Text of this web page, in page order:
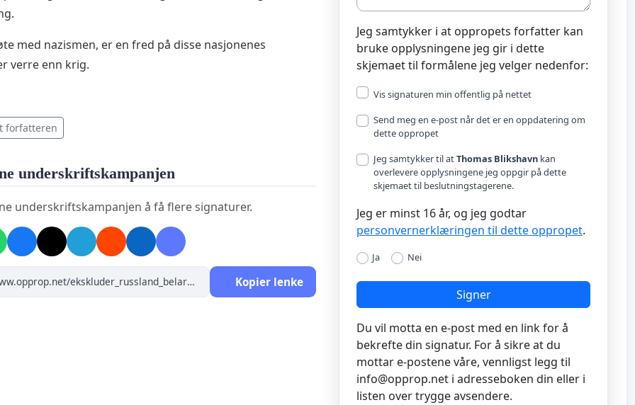
med nazismen, er en fred på disse nasjonenes
verre enn krig.
forfatteren
underskriftskampanjen
underskriftskampanjen å få flere signaturer.
Kopier lenke
Jeg samtykker i at oppropets forfatter kan
bruke opplysningene jeg gir i dette
skjemaet til formålene jeg velger nedenfor:
Vis signaturen min offentlig på nettet
Send meg en e-post når det er en oppdatering om
dette oppropet
Jeg samtykker til atThomas Blikshavn kan
overlevere opplysningene jeg oppgir på dette
skjemaet til beslutningstagerene.
Jeg er minst 16 år, og jeg godtar
personvernerklæringen til dette oppropet.
Ja Nei
Signer
Du vil motta en e-post med en link for å
bekrefte din signatur. For å sikre at du
mottar e-postene våre, vennligst legg til
info@opprop.net i adresseboken din eller i
listen over trygge avsendere.